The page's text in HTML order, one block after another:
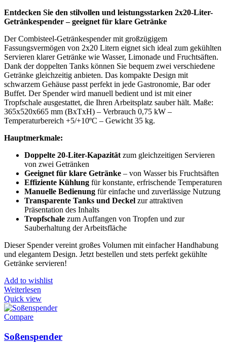
Entdecken Sie den stilvollen und leistungsstarken 2x20-Liter-
Getränkespender – geeignet für klare Getränke
Der Combisteel-Getränkespender mit großzügigem
Fassungsvermögen von 2x20 Litern eignet sich ideal zum gekühlten
Servieren klarer Getränke wie Wasser, Limonade und Fruchtsäften.
Dank der doppelten Tanks können Sie bequem zwei verschiedene
Getränke gleichzeitig anbieten. Das kompakte Design mit
schwarzem Gehäuse passt perfekt in jede Gastronomie, Bar oder
Buffet. Der Spender wird manuell bedient und ist mit einer
Tropfschale ausgestattet, die Ihren Arbeitsplatz sauber hält. Maße:
365x520x665 mm (BxTxH) – Verbrauch 0,75 kW –
Temperaturbereich +5/+10ºC – Gewicht 35 kg.
Hauptmerkmale:
Doppelte 20-Liter-Kapazität zum gleichzeitigen Servieren
von zwei Getränken
Geeignet für klare Getränke – von Wasser bis Fruchtsäften
Effiziente Kühlung für konstante, erfrischende Temperaturen
Manuelle Bedienung für einfache und zuverlässige Nutzung
Transparente Tanks und Deckel zur attraktiven
Präsentation des Inhalts
Tropfschale zum Auffangen von Tropfen und zur
Sauberhaltung der Arbeitsfläche
Dieser Spender vereint großes Volumen mit einfacher Handhabung
und elegantem Design. Jetzt bestellen und stets perfekt gekühlte
Getränke servieren!
Add to wishlist
Weiterlesen
Quick view
Compare
Soßenspender